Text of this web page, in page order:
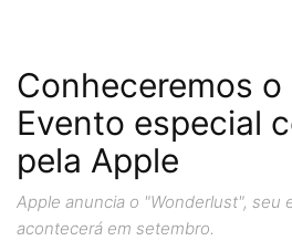
Conheceremos o
Evento especial
pela Apple
Apple anuncia o "Wonderlust", seu
acontecerá em setembro.